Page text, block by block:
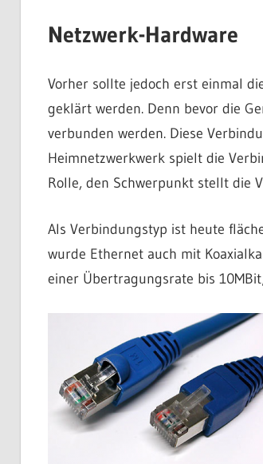
Netzwerk-Hardware
Vorher sollte jedoch erst einmal
geklärt werden. Denn bevor die
verbunden werden. Diese
Heimnetzwerkwerk spielt die
Rolle, den Schwerpunkt stellt die
Als Verbindungstyp ist heute
wurde Ethernet auch mit
einer Übertragungsrate bis